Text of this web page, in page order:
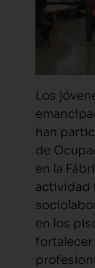
Los
han
de
en la
actividad
en los